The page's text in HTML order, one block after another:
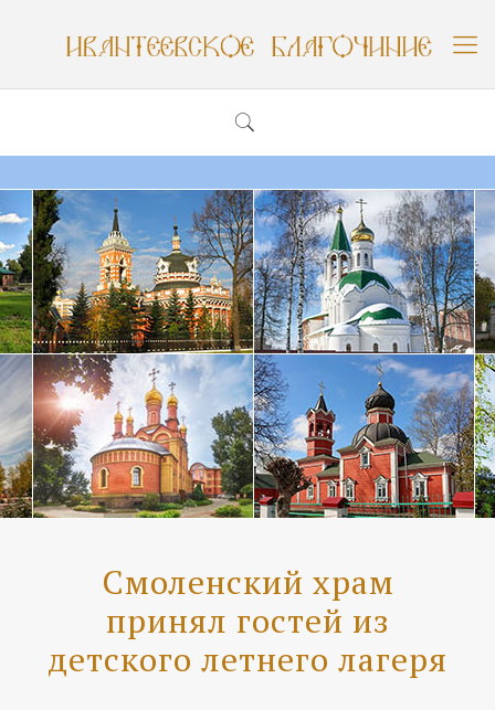
Смоленский храм
принял гостей из
детского летнего лагеря